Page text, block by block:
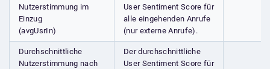
Nutzerstimmung im
Einzug
(avgUsrIn)
User Sentiment Score für
alle eingehenden Anrufe
(nur externe Anrufe).
Durchschnittliche
Nutzerstimmung nach
Der durchschnittliche
User Sentiment Score für